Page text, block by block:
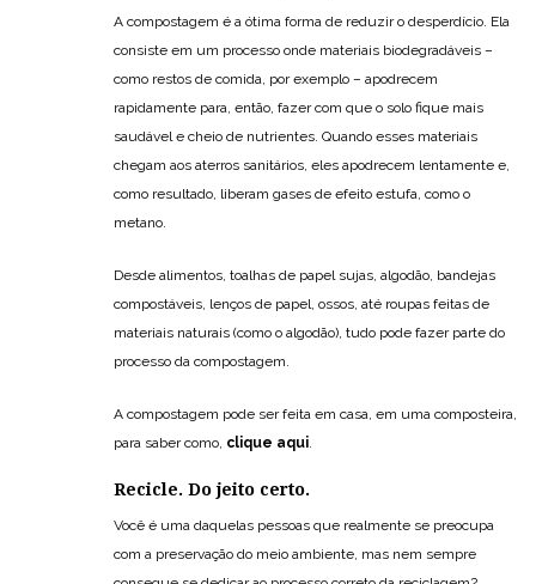
A compostagem é a ótima forma de reduzir o desperdício. Ela
consiste em um processo onde materiais biodegradáveis –
como restos de comida, por exemplo – apodrecem
rapidamente para, então, fazer com que o solo fique mais
saudável e cheio de nutrientes. Quando esses materiais
chegam aos aterros sanitários, eles apodrecem lentamente e,
como resultado, liberam gases de efeito estufa, como o
metano.
Desde alimentos, toalhas de papel sujas, algodão, bandejas
compostáveis, lenços de papel, ossos, até roupas feitas de
materiais naturais (como o algodão), tudo pode fazer parte do
processo da compostagem.
A compostagem pode ser feita em casa, em uma composteira,
para saber como, clique aqui
Recicle. Do jeito certo.
Você é uma daquelas pessoas que realmente se preocupa
com a preservação do meio ambiente, mas nem sempre